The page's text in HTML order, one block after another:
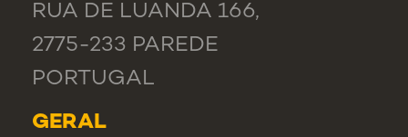
RUA DE LUANDA 166,
2775-233 PAREDE
PORTUGAL
GERAL